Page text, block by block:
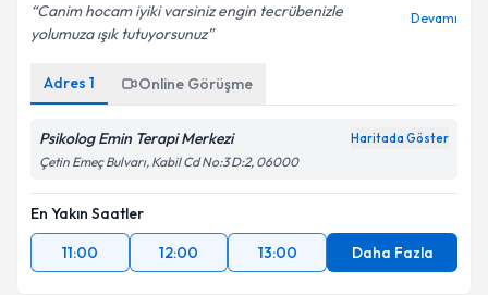
Canim hocam iyiki varsiniz engin tecrübenizle
yolumuza ışık tutuyorsunuz
Devamı
Adres 1 Online Görüşme
Psikolog Emin Terapi Merkezi Haritada Göster
Çetin Emeç Bulvarı, Kabil Cd No:3 D:2, 06000
En Yakın Saatler
11:00
12:00 13:00 Daha Fazla